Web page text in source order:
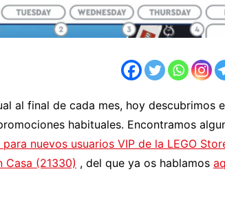
al final de cada mes, hoy descubrimos
habituales. Encontramos
nuevos usuarios VIP de la LEGO
Casa (21330) , del que ya os hablamos